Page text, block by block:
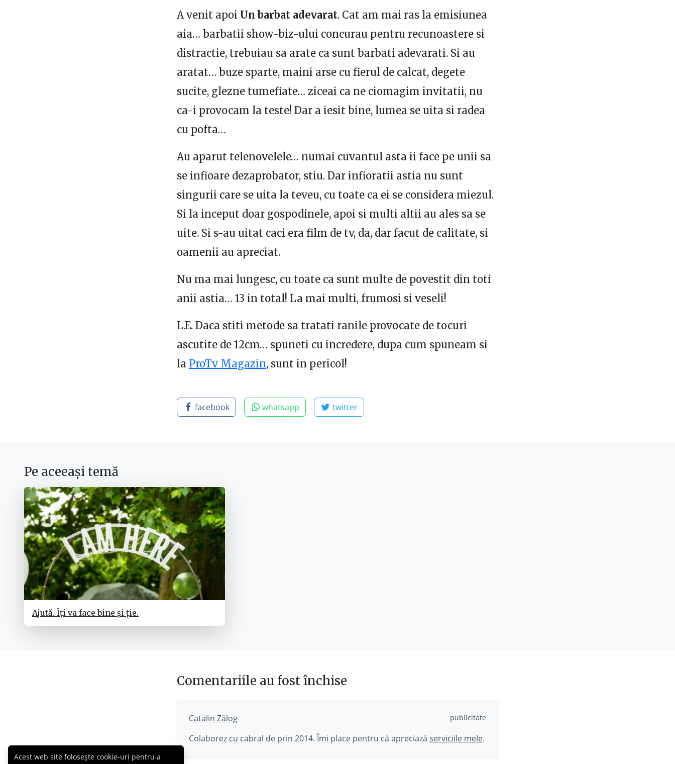
A venit apoi Un barbat adevarat. Cat am mai ras la emisiunea
aia… barbatii show-biz-ului concurau pentru recunoastere si
distractie, trebuiau sa arate ca sunt barbati adevarati. Si au
aratat… buze sparte, maini arse cu fierul de calcat, degete
sucite, glezne tumefiate… ziceai ca ne ciomagim invitatii, nu
ca-i provocam la teste! Dar a iesit bine, lumea se uita si radea
cu pofta…
Au aparut telenovelele… numai cuvantul asta ii face pe unii sa
se infioare dezaprobator, stiu. Dar infioratii astia nu sunt
singurii care se uita la teveu, cu toate ca ei se considera miezul.
Si la inceput doar gospodinele, apoi si multi altii au ales sa se
uite. Si s-au uitat caci era film de tv, da, dar facut de calitate, si
oamenii au apreciat.
Nu ma mai lungesc, cu toate ca sunt multe de povestit din toti
anii astia… 13 in total! La mai multi, frumosi si veseli!
L.E. Daca stiti metode sa tratati ranile provocate de tocuri
ascutite de 12cm… spuneti cu incredere, dupa cum spuneam si
la ProTv Magazin, sunt in pericol!
facebook whatsapp twitter
Pe aceeași temă
Ajută. Îți va face bine și ție.
Comentariile au fost închise
Catalin Zălog publicitate
Colaborez cu cabral de prin 2014. Îmi place pentru că apreciază serviciile mele.
Acest web site folosește cookie-uri pentru a